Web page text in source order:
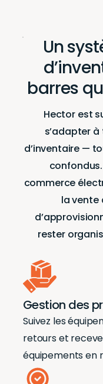
Un
barres
Hector est
s’adapter
d’inventaire —
commerce
la vente
rester
Gestion des
Suivez les
retours et
équipements en